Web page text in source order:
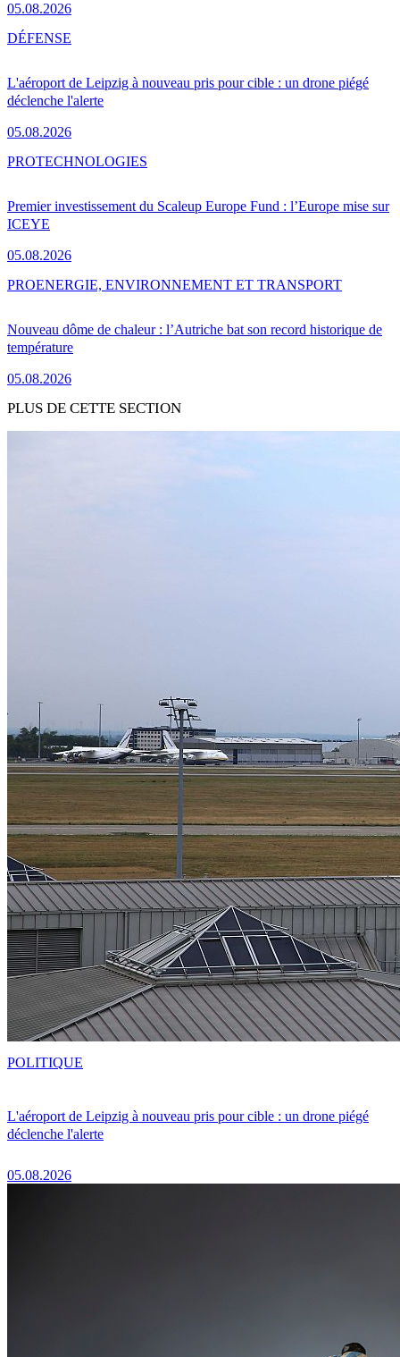
05.08.2026
L'aéroport de Leipzig à nouveau pris pour cible : un drone piégé
déclenche l'alerte
05.08.2026
DÉFENSE
Premier investissement du Scaleup Europe Fund : l’Europe mise sur
ICEYE
05.08.2026
PROTECHNOLOGIES
Nouveau dôme de chaleur : l’Autriche bat son record historique de
température
05.08.2026
PROENERGIE, ENVIRONNEMENT ET TRANSPORT
PLUS DE CETTE SECTION
L'aéroport de Leipzig à nouveau pris pour cible : un drone piégé
déclenche l'alerte
05.08.2026
POLITIQUE